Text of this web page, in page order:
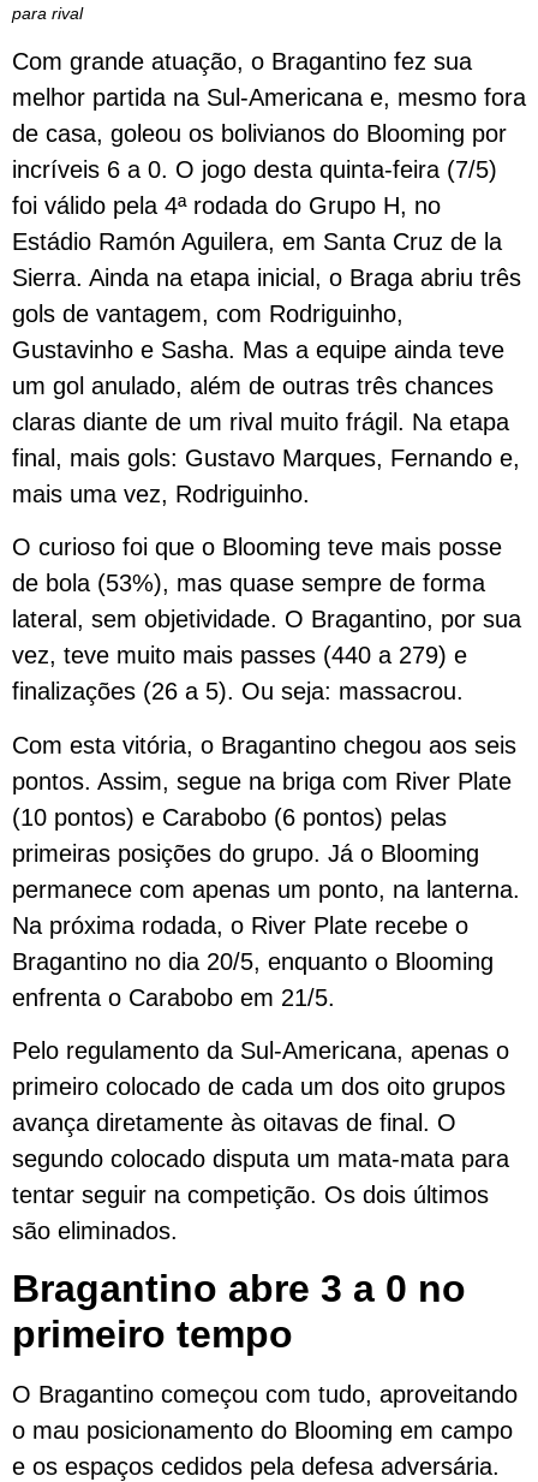
para rival
Com grande atuação, o Bragantino fez sua
melhor partida na Sul-Americana e, mesmo fora
de casa, goleou os bolivianos do Blooming por
incríveis 6 a 0. O jogo desta quinta-feira (7/5)
foi válido pela 4ª rodada do Grupo H, no
Estádio Ramón Aguilera, em Santa Cruz de la
Sierra. Ainda na etapa inicial, o Braga abriu três
gols de vantagem, com Rodriguinho,
Gustavinho e Sasha. Mas a equipe ainda teve
um gol anulado, além de outras três chances
claras diante de um rival muito frágil. Na etapa
final, mais gols: Gustavo Marques, Fernando e,
mais uma vez, Rodriguinho.
O curioso foi que o Blooming teve mais posse
de bola (53%), mas quase sempre de forma
lateral, sem objetividade. O Bragantino, por sua
vez, teve muito mais passes (440 a 279) e
finalizações (26 a 5). Ou seja: massacrou.
Com esta vitória, o Bragantino chegou aos seis
pontos. Assim, segue na briga com River Plate
(10 pontos) e Carabobo (6 pontos) pelas
primeiras posições do grupo. Já o Blooming
permanece com apenas um ponto, na lanterna.
Na próxima rodada, o River Plate recebe o
Bragantino no dia 20/5, enquanto o Blooming
enfrenta o Carabobo em 21/5.
Pelo regulamento da Sul-Americana, apenas o
primeiro colocado de cada um dos oito grupos
avança diretamente às oitavas de final. O
segundo colocado disputa um mata-mata para
tentar seguir na competição. Os dois últimos
são eliminados.
Bragantino abre 3 a 0 no
primeiro tempo
O Bragantino começou com tudo, aproveitando
o mau posicionamento do Blooming em campo
e os espaços cedidos pela defesa adversária.